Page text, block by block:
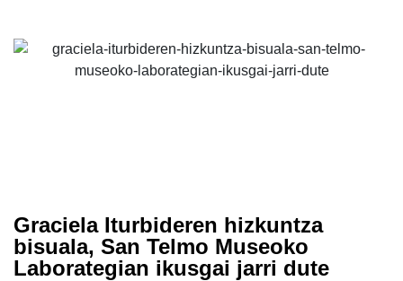
Graciela Iturbideren hizkuntza
bisuala, San Telmo Museoko
Laborategian ikusgai jarri dute